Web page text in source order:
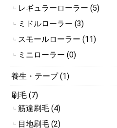
┗ レギュラーローラー (5)
┗ ミドルローラー (3)
┗ スモールローラー (11)
┗ ミニローラー (0)
養生・テープ (1)
刷毛 (7)
┗ 筋違刷毛 (4)
┗ 目地刷毛 (2)